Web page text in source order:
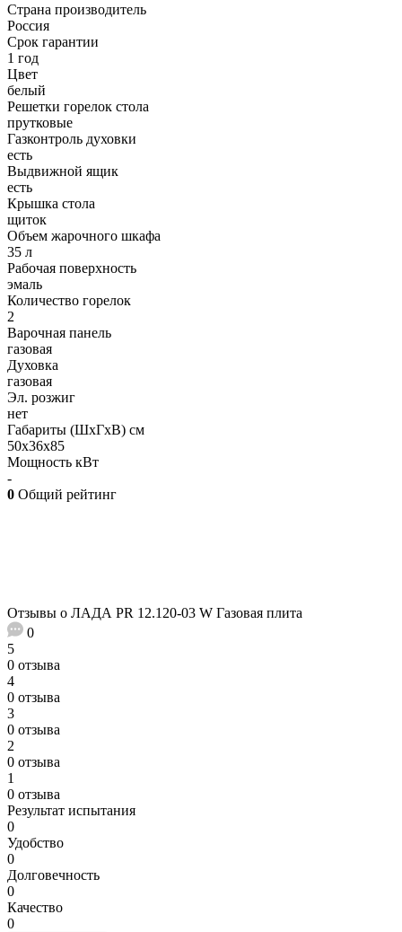
Страна производитель
Россия
Срок гарантии
1 год
Цвет
белый
Решетки горелок стола
прутковые
Газконтроль духовки
есть
Выдвижной ящик
есть
Крышка стола
щиток
Объем жарочного шкафа
35 л
Рабочая поверхность
эмаль
Количество горелок
2
Варочная панель
газовая
Духовка
газовая
Эл. розжиг
нет
Габариты (ШхГхВ) см
50х36х85
Мощность кВт
-
0 Общий рейтинг
Отзывы о ЛАДА PR 12.120-03 W Газовая плита
0
5
0 отзыва
4
0 отзыва
3
0 отзыва
2
0 отзыва
1
0 отзыва
Результат испытания
0
Удобство
0
Долговечность
0
Качество
0